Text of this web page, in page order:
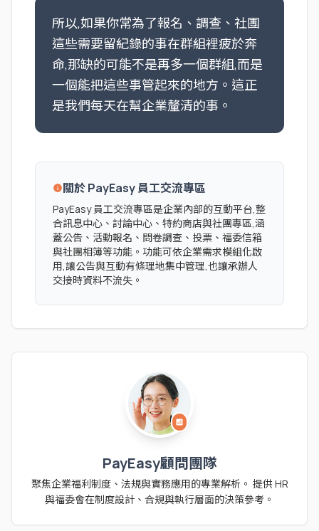
所以,如果你常為了報名、調查、社團
這些需要留紀錄的事在群組裡疲於奔
命,那缺的可能不是再多一個群組,而是
一個能把這些事管起來的地方。這正
是我們每天在幫企業釐清的事。
info關於 PayEasy 員工交流專區
PayEasy 員工交流專區是企業內部的互動平台,整
合訊息中心、討論中心、特約商店與社團專區,涵
蓋公告、活動報名、問卷調查、投票、福委信箱
與社團相簿等功能。功能可依企業需求模組化啟
用,讓公告與互動有條理地集中管理,也讓承辦人
交接時資料不流失。
analytics
PayEasy顧問團隊
聚焦企業福利制度、法規與實務應用的專業解析。 提供 HR
與福委會在制度設計、合規與執行層面的決策參考。